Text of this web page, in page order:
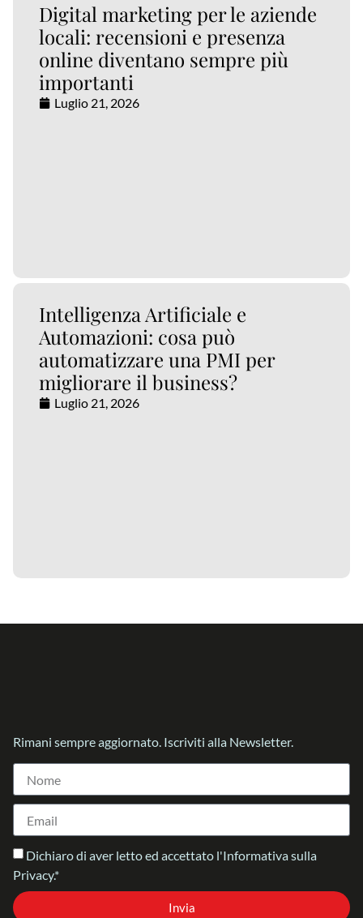
Digital marketing per le aziende
locali: recensioni e presenza
online diventano sempre più
importanti
Luglio 21, 2026
Intelligenza Artificiale e
Automazioni: cosa può
automatizzare una PMI per
migliorare il business?
Luglio 21, 2026
Rimani sempre aggiornato. Iscriviti alla Newsletter.
Dichiaro di aver letto ed accettato l'Informativa sulla
Privacy.*
Invia